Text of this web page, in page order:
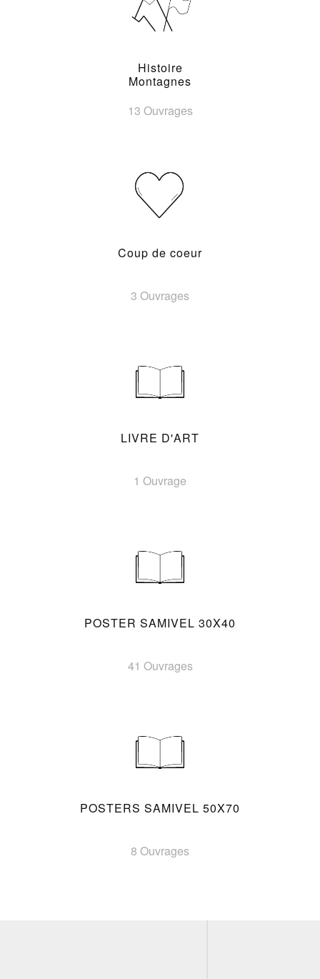
Histoire
Montagnes
13 Ouvrages
Coup de coeur
3 Ouvrages
LIVRE D'ART
1 Ouvrage
POSTER SAMIVEL 30X40
41 Ouvrages
POSTERS SAMIVEL 50X70
8 Ouvrages